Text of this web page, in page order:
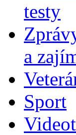
testy
a
Sport